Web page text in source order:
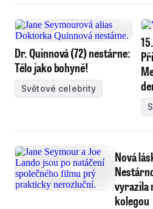
Dr. Quinnová (72) nestárne:
Tělo jako bohyně!
Světové celebrity
Nová
vyrazila
kolegou